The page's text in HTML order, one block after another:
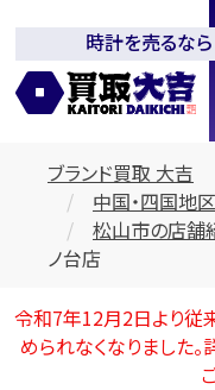
全国2200店舗以上展
吉」
時計を売るなら
ブランド買取 大吉
中国・四国地
松山市の店舗
ノ台店
令和7年12月2日より従
められなくなりました